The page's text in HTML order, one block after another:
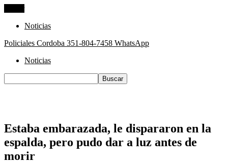
Noticias
Policiales Cordoba 351-804-7458 WhatsApp
Noticias
Estaba embarazada, le dispararon en la
espalda, pero pudo dar a luz antes de
morir